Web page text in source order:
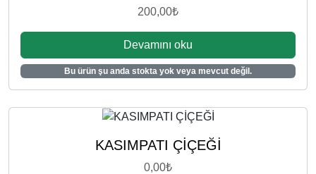
i
a
t
:
4
0
,
t
:
3
0
,
200,00₺
Devamını oku
Bu ürün şu anda stokta yok veya mevcut değil.
KASIMPATI ÇİÇEĞİ
0,00₺